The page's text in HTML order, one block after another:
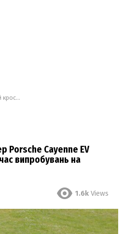
на швидкісному треку
Porsche Cayenne EV
випробувань на
1.6k Views